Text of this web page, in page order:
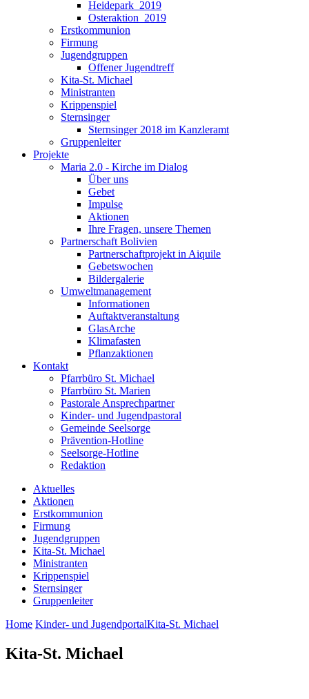
Heidepark_2019
Osteraktion_2019
Erstkommunion
Firmung
Jugendgruppen
Offener Jugendtreff
Kita-St. Michael
Ministranten
Krippenspiel
Sternsinger
Sternsinger 2018 im Kanzleramt
Gruppenleiter
Projekte
Maria 2.0 - Kirche im Dialog
Über uns
Gebet
Impulse
Aktionen
Ihre Fragen, unsere Themen
Partnerschaft Bolivien
Partnerschaftprojekt in Aiquile
Gebetswochen
Bildergalerie
Umweltmanagement
Informationen
Auftaktveranstaltung
GlasArche
Klimafasten
Pflanzaktionen
Kontakt
Pfarrbüro St. Michael
Pfarrbüro St. Marien
Pastorale Ansprechpartner
Kinder- und Jugendpastoral
Gemeinde Seelsorge
Prävention-Hotline
Seelsorge-Hotline
Redaktion
Aktuelles
Aktionen
Erstkommunion
Firmung
Jugendgruppen
Kita-St. Michael
Ministranten
Krippenspiel
Sternsinger
Gruppenleiter
Home Kinder- und JugendportalKita-St. Michael
Kita-St. Michael